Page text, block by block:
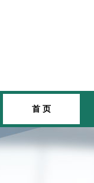
首 页